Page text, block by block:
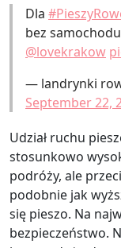
Dla
bez
@lovekrakow
— landrynki
September 22,
Udział ruchu
stosunkowo
podróży, ale
podobnie jak
się pieszo. Na
bezpieczeństwo.